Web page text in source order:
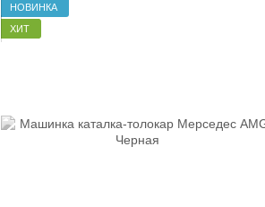
НОВИНКА
ХИТ